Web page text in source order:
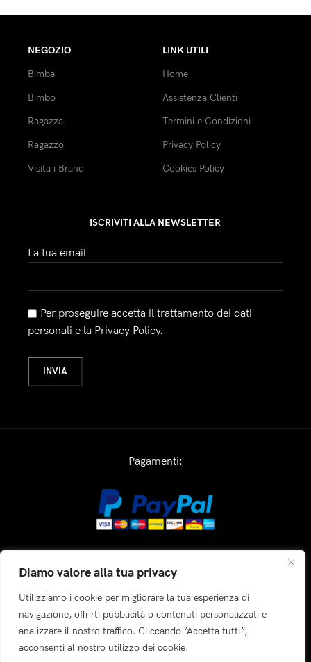
Diamo valore alla tua privacy
Utilizziamo i cookie per migliorare la tua esperienza di
navigazione, offrirti pubblicità o contenuti personalizzati e
analizzare il nostro traffico. Cliccando “Accetta tutti”,
acconsenti al nostro utilizzo dei cookie.
NEGOZIO
Bimba
Bimbo
Ragazza
Ragazzo
Visita i Brand
LINK UTILI
Home
Assistenza Clienti
Termini e Condizioni
Privacy Policy
Cookies Policy
ISCRIVITI ALLA NEWSLETTER
La tua email
Per proseguire accetta il trattamento dei dati
personali e la Privacy Policy.
Pagamenti:
Piattaforma sicura: